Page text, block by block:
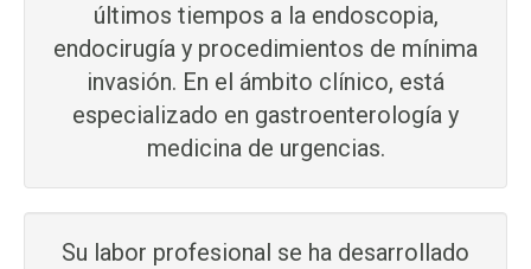
últimos tiempos a la endoscopia,
endocirugía y procedimientos de mínima
invasión. En el ámbito clínico, está
especializado en gastroenterología y
medicina de urgencias.
Su labor profesional se ha desarrollado